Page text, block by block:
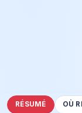
RÉSUMÉ OÙ